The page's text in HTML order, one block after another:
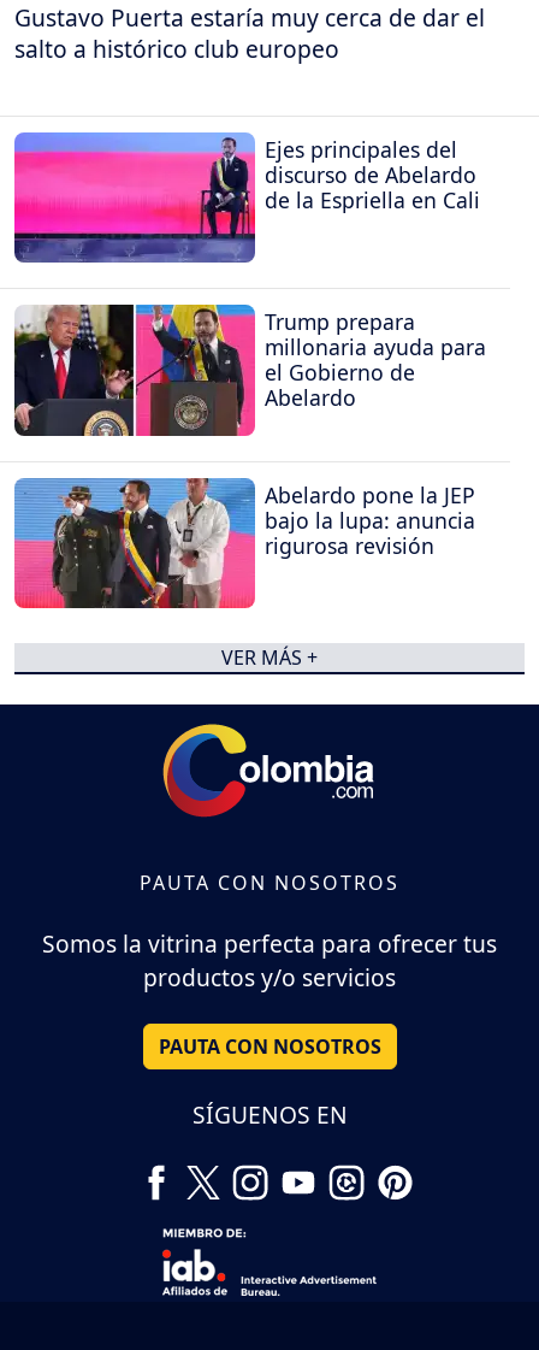
Gustavo Puerta estaría muy cerca de dar el
salto a histórico club europeo
Ejes principales del
discurso de Abelardo
de la Espriella en Cali
Trump prepara
millonaria ayuda para
el Gobierno de
Abelardo
Abelardo pone la JEP
bajo la lupa: anuncia
rigurosa revisión
VER MÁS +
PAUTA CON NOSOTROS
Somos la vitrina perfecta para ofrecer tus
productos y/o servicios
PAUTA CON NOSOTROS
SÍGUENOS EN